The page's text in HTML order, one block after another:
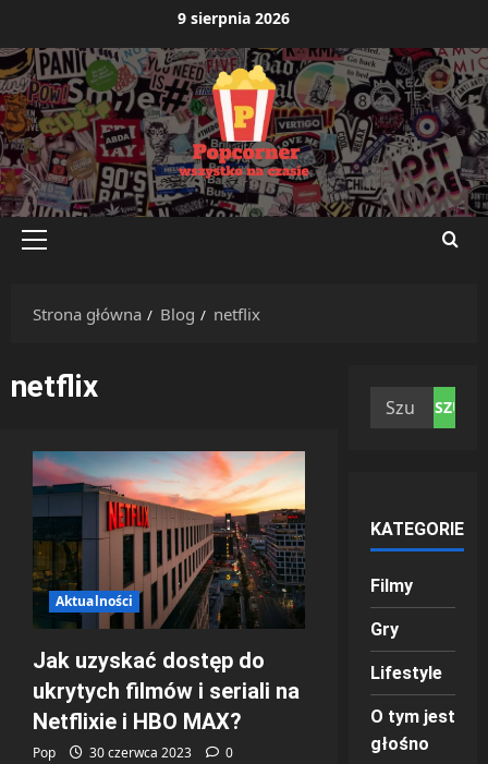
treści
9 sierpnia 2026
Menu
Strona główna
Blog netflix
netflix
Aktualności
Jak uzyskać dostęp do
ukrytych filmów i seriali na
Netflixie i HBO MAX?
Pop 30 czerwca 2023 0
Szukaj:
KATEGORIE
Filmy
Gry
Lifestyle
O tym jest
głośno